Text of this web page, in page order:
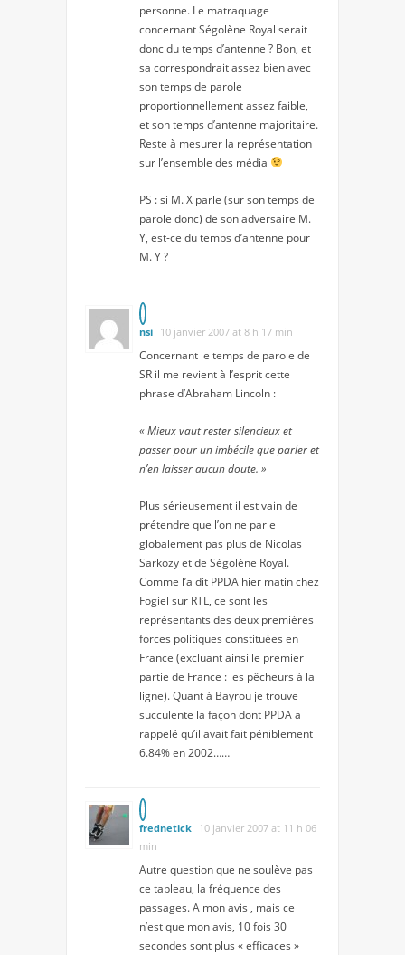
personne. Le matraquage
concernant Ségolène Royal serait
donc du temps d’antenne ? Bon, et
sa correspondrait assez bien avec
son temps de parole
proportionnellement assez faible,
et son temps d’antenne majoritaire.
Reste à mesurer la représentation
sur l’ensemble des média
PS : si M. X parle (sur son temps de
parole donc) de son adversaire M.
Y, est-ce du temps d’antenne pour
M. Y ?
nsi 10 janvier 2007 at 8 h 17 min
Concernant le temps de parole de
SR il me revient à l’esprit cette
phrase d’Abraham Lincoln :
« Mieux vaut rester silencieux et
passer pour un imbécile que parler et
n’en laisser aucun doute. »
Plus sérieusement il est vain de
prétendre que l’on ne parle
globalement pas plus de Nicolas
Sarkozy et de Ségolène Royal.
Comme l’a dit PPDA hier matin chez
Fogiel sur RTL, ce sont les
représentants des deux premières
forces politiques constituées en
France (excluant ainsi le premier
partie de France : les pêcheurs à la
ligne). Quant à Bayrou je trouve
succulente la façon dont PPDA a
rappelé qu’il avait fait péniblement
6.84% en 2002……
frednetick 10 janvier 2007 at 11 h 06
min
Autre question que ne soulève pas
ce tableau, la fréquence des
passages. A mon avis , mais ce
n’est que mon avis, 10 fois 30
secondes sont plus « efficaces »